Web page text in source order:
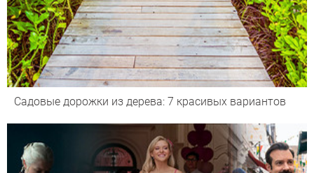
Садовые дорожки из дерева: 7 красивых вариантов